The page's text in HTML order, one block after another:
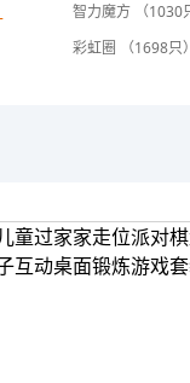
智力魔方 （1030
彩虹圈 （1698只